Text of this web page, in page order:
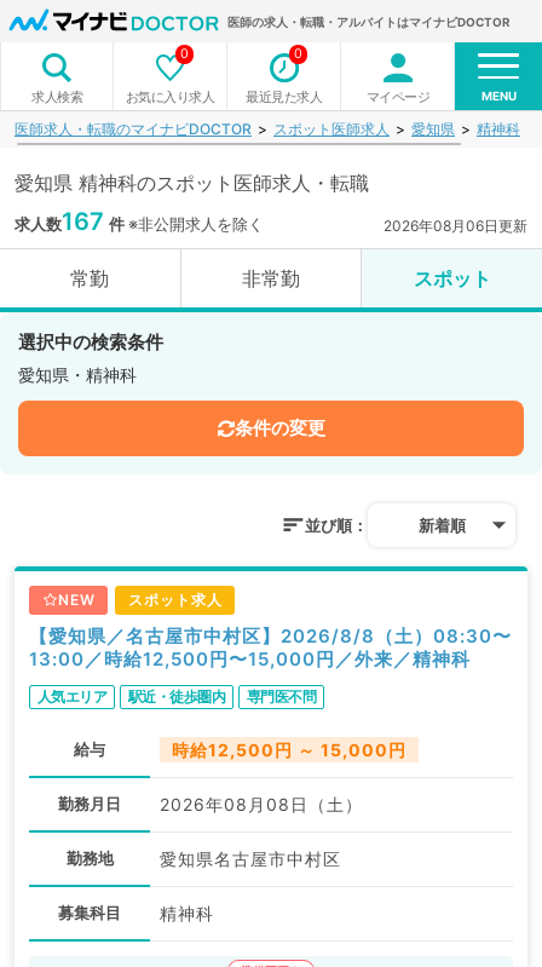
医師の求人・転職・アルバイトはマイナビDOCTOR
求人検索 お気に入り求人
0
最近見た求人
0
マイページ MENU
医師求人・転職のマイナビDOCTOR スポット医師求人 愛知県 精神科
愛知県 精神科のスポット医師求人・転職
求人数167 件※非公開求人を除く 2026年08月06日更新
常勤 非常勤 スポット
選択中の検索条件
愛知県・精神科
条件の変更
並び順： 新着順
NEW スポット求人
【愛知県／名古屋市中村区】2026/8/8（土）08:30〜
13:00／時給12,500円〜15,000円／外来／精神科
人気エリア 駅近・徒歩圏内 専門医不問
給与 時給12,500円 ～ 15,000円
勤務月日 2026年08月08日（土）
勤務地 愛知県名古屋市中村区
募集科目 精神科